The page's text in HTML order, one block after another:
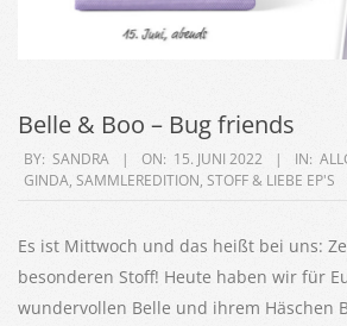
Belle & Boo – Bug friends
2022-
06-
BY: SANDRA ON: 15. JUNI 2022 IN:
GINDA, SAMMLEREDITION, STOFF & LIEBE EP'S
Es ist Mittwoch und das heißt bei uns:
besonderen Stoff! Heute haben wir für
wundervollen Belle und ihrem Häschen